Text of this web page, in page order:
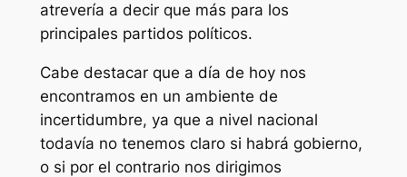
atrevería a decir que más para los
principales partidos políticos.
Cabe destacar que a día de hoy nos
encontramos en un ambiente de
incertidumbre, ya que a nivel nacional
todavía no tenemos claro si habrá gobierno,
o si por el contrario nos dirigimos